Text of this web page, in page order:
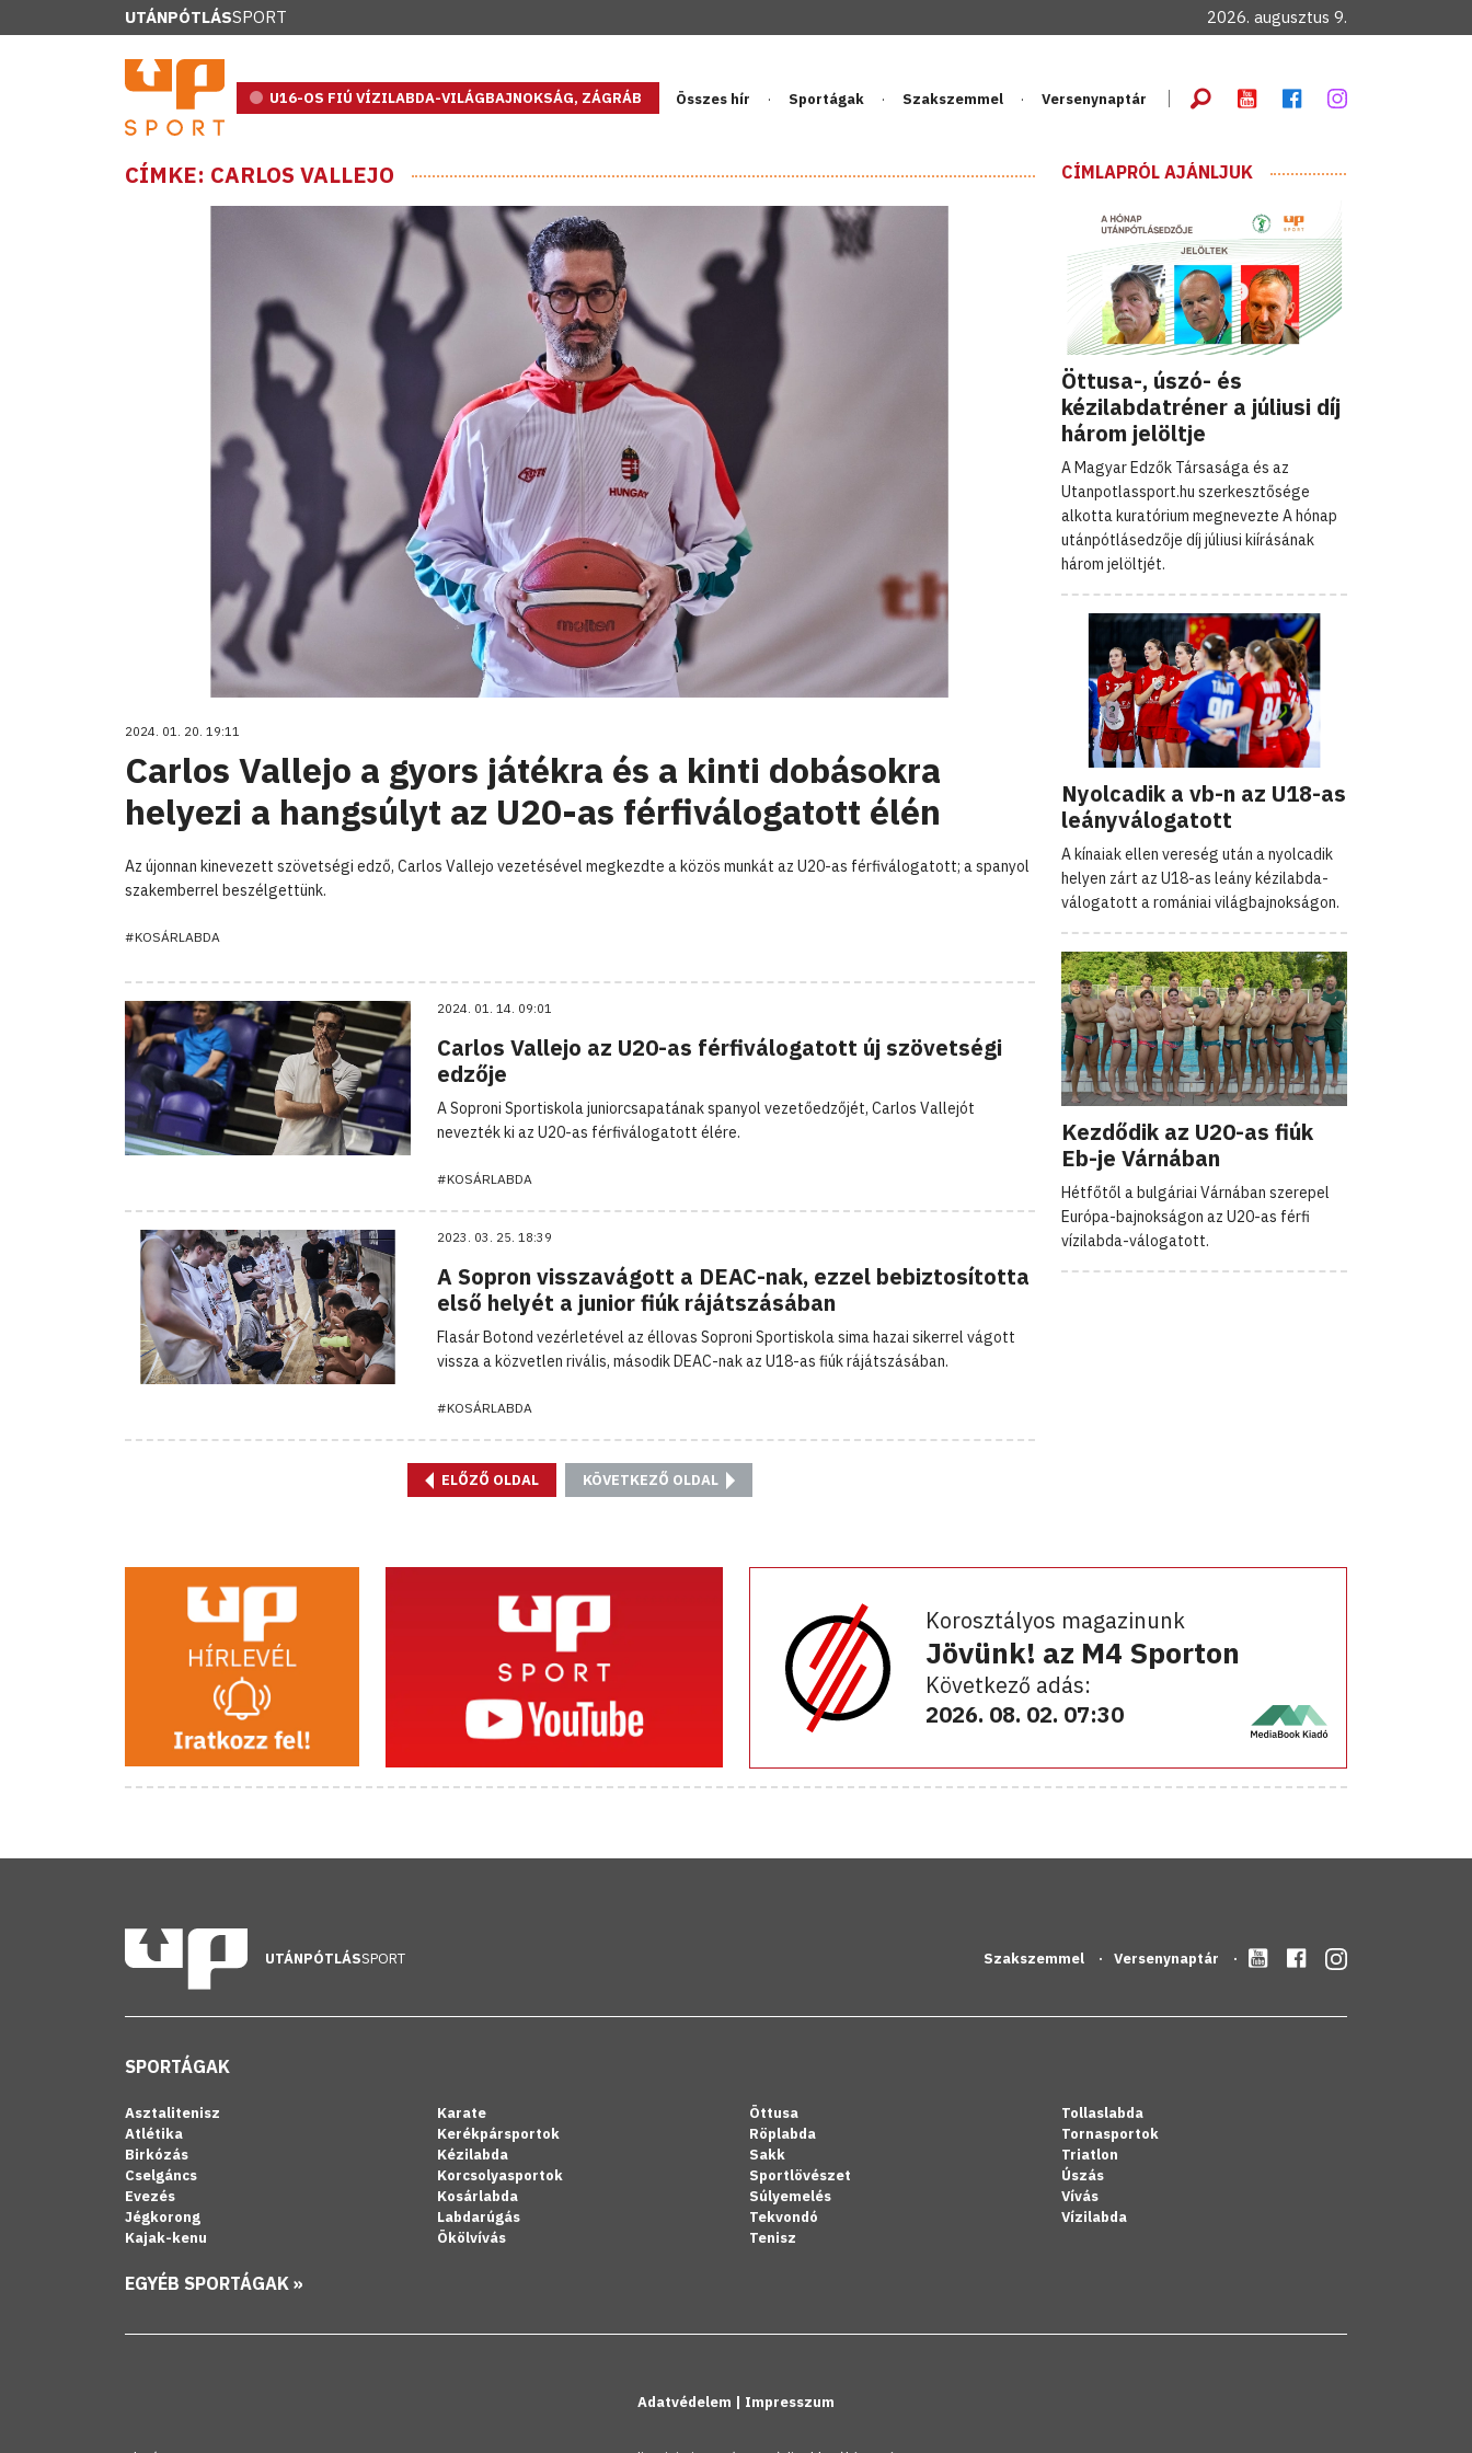
UTÁNPÓTLÁSSPORT 2026. augusztus 9.
U16-OS FIÚ VÍZILABDA-VILÁGBAJNOKSÁG, ZÁGRÁB Összes hír Sportágak Szakszemmel Versenynaptár
CÍMKE: CARLOS VALLEJO
2024. 01. 20. 19:11
Carlos Vallejo a gyors játékra és a kinti dobásokra
helyezi a hangsúlyt az U20-as férfiválogatott élén
Az újonnan kinevezett szövetségi edző, Carlos Vallejo vezetésével megkezdte a közös munkát az U20-as férfiválogatott; a spanyol
szakemberrel beszélgettünk.
#KOSÁRLABDA
2024. 01. 14. 09:01
Carlos Vallejo az U20-as férfiválogatott új szövetségi
edzője
A Soproni Sportiskola juniorcsapatának spanyol vezetőedzőjét, Carlos Vallejót
nevezték ki az U20-as férfiválogatott élére.
#KOSÁRLABDA
2023. 03. 25. 18:39
A Sopron visszavágott a DEAC-nak, ezzel bebiztosította
első helyét a junior fiúk rájátszásában
Flasár Botond vezérletével az éllovas Soproni Sportiskola sima hazai sikerrel vágott
vissza a közvetlen rivális, második DEAC-nak az U18-as fiúk rájátszásában.
#KOSÁRLABDA
ELŐZŐ OLDAL KÖVETKEZŐ OLDAL
CÍMLAPRÓL AJÁNLJUK
Öttusa-, úszó- és
kézilabdatréner a júliusi díj
három jelöltje
A Magyar Edzők Társasága és az
Utanpotlassport.hu szerkesztősége
alkotta kuratórium megnevezte A hónap
utánpótlásedzője díj júliusi kiírásának
három jelöltjét.
Nyolcadik a vb-n az U18-as
leányválogatott
A kínaiak ellen vereség után a nyolcadik
helyen zárt az U18-as leány kézilabda-
válogatott a romániai világbajnokságon.
Kezdődik az U20-as fiúk
Eb-je Várnában
Hétfőtől a bulgáriai Várnában szerepel
Európa-bajnokságon az U20-as férfi
vízilabda-válogatott.
Korosztályos magazinunk
Jövünk! az M4 Sporton
Következő adás:
2026. 08. 02. 07:30
UTÁNPÓTLÁSSPORT Szakszemmel Versenynaptár
SPORTÁGAK
Asztalitenisz
Atlétika
Birkózás
Cselgáncs
Evezés
Jégkorong
Kajak-kenu
Karate
Kerékpársportok
Kézilabda
Korcsolyasportok
Kosárlabda
Labdarúgás
Ökölvívás
Öttusa
Röplabda
Sakk
Sportlövészet
Súlyemelés
Tekvondó
Tenisz
Tollaslabda
Tornasportok
Triatlon
Úszás
Vívás
Vízilabda
EGYÉB SPORTÁGAK »
Adatvédelem | Impresszum